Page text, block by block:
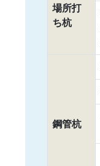
場所打
ち杭
鋼管杭